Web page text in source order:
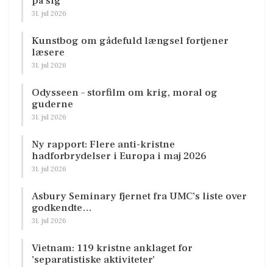
31. jul 2026
Kunstbog om gådefuld længsel fortjener
læsere
31. jul 2026
Odysseen – storfilm om krig, moral og
guderne
31. jul 2026
Ny rapport: Flere anti-kristne
hadforbrydelser i Europa i maj 2026
31. jul 2026
Asbury Seminary fjernet fra UMC’s liste over
godkendte…
31. jul 2026
Vietnam: 119 kristne anklaget for
’separatistiske aktiviteter’